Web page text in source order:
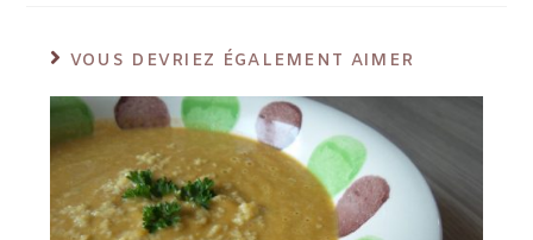
VOUS DEVRIEZ ÉGALEMENT AIMER